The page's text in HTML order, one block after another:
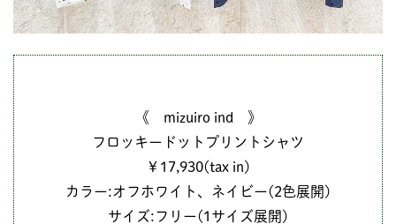
《 mizuiro ind 》
フロッキードットプリントシャツ
￥17,930(tax in)
カラー:オフホワイト、ネイビー(2色展開)
サイズ:フリー(1サイズ展開)